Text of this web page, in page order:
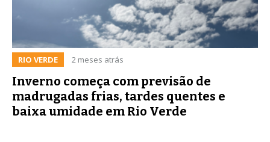
RIO VERDE 2 meses atrás
Inverno começa com previsão de
madrugadas frias, tardes quentes e
baixa umidade em Rio Verde